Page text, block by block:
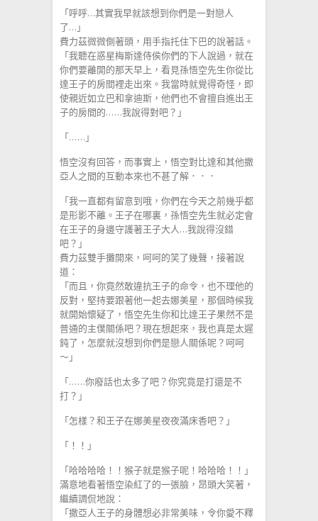
「呼呼…其實我早就該想到你們是一對戀人
了…」
費力茲微微側著頭，用手指托住下巴的說著話。
「我聽在惑星梅斯達侍侯你們的下人說過，就在
你們要離開的那天早上，看見孫悟空先生你從比
達王子的房間裡走出來。我當時就覺得奇怪，即
使親近如立巴和拿迪斯，他們也不會擅自進出王
子的房間的……我說得對吧？」
「……」
悟空沒有回答，而事實上，悟空對比達和其他撒
亞人之間的互動本來也不甚了解．．．
「我一直都有留意到哦，你們在今天之前幾乎都
是形影不離。王子在哪裏，孫悟空先生就必定會
在王子的身邊守護著王子大人…我說得沒錯
吧？」
費力茲雙手攤開來，呵呵的笑了幾聲，接著說
道：
「而且，你竟然敢違抗王子的命令，也不理他的
反對，堅持要跟著他一起去娜美星，那個時候我
就開始懷疑了，悟空先生你和比達王子果然不是
普通的主僕關係吧？現在想起來，我也真是太遲
鈍了，怎麼就沒想到你們是戀人關係呢？呵呵
～」
「……你廢話也太多了吧？你究竟是打還是不
打？」
「怎樣？和王子在娜美星夜夜滿床香吧？」
「！！」
「哈哈哈哈！！猴子就是猴子呢！哈哈哈！！」
滿意地看著悟空染紅了的一張臉，昂頭大笑著，
繼續調侃地說：
「撒亞人王子的身體想必非常美味，令你愛不釋